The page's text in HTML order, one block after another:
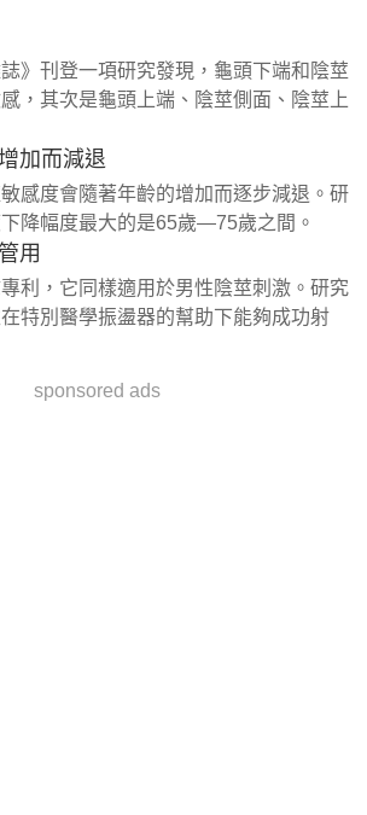
誌》刊登一項研究發現，龜頭下端和陰莖
，其次是龜頭上端、陰莖側面、陰莖上
加而減退
感度會隨著年齡的增加而逐步減退。研
降幅度最大的是65歲—75歲之間。
用
利，它同樣適用於男性陰莖刺激。研究
特別醫學振盪器的幫助下能夠成功射
sponsored ads